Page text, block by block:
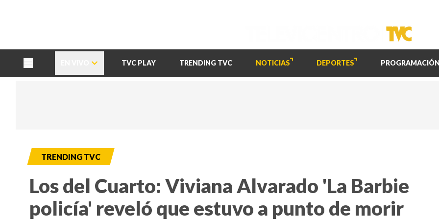
TVC PLAY TRENDING TVC NOTICIAS DEPORTES PROGRAMACIÓN
TRENDING TVC
Los del Cuarto: Viviana Alvarado 'La Barbie
policía' reveló que estuvo a punto de morir